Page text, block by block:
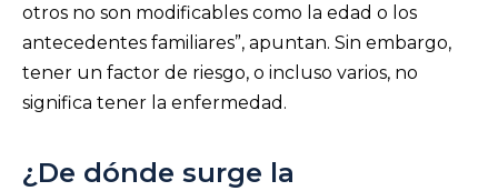
otros no son modificables como la edad o los
antecedentes familiares”, apuntan. Sin embargo,
tener un factor de riesgo, o incluso varios, no
significa tener la enfermedad.
¿De dónde surge la